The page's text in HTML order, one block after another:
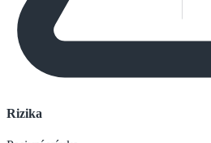
Rizika